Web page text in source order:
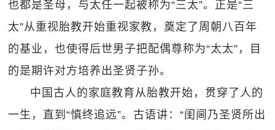
也都是圣母，与太任一起被称为“三太”。正是“三
太”从重视胎教开始重视家教，奠定了周朝八百年
的基业，也使得后世男子把配偶尊称为“太太”，目
的是期许对方培养出圣贤子孙。
中国古人的家庭教育从胎教开始，贯穿了人的
一生，直到“慎终追远”。古语讲：“闺阃乃圣贤所出